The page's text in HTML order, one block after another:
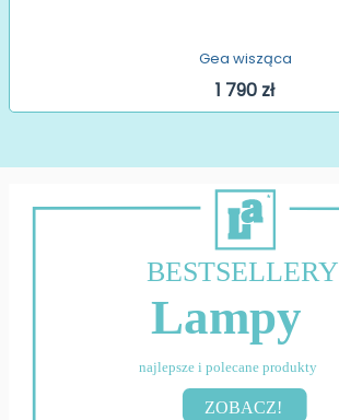
Gea wisząca
1 790 zł
BESTSELLERY
Lampy
najlepsze i polecane produkty
ZOBACZ!